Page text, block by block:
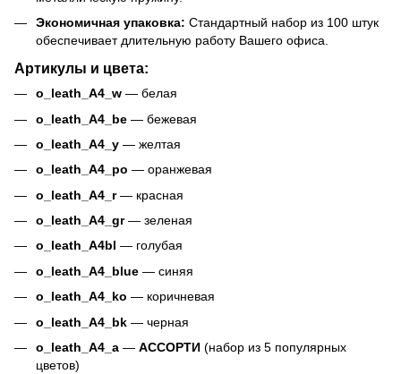
Экономичная упаковка: Стандартный набор из 100 штук
обеспечивает длительную работу Вашего офиса.
Артикулы и цвета:
o_leath_A4_w — белая
o_leath_A4_be — бежевая
o_leath_A4_y — желтая
o_leath_A4_po — оранжевая
o_leath_A4_r— красная
o_leath_A4_gr— зеленая
o_leath_A4bl — голубая
o_leath_A4_blue — синяя
o_leath_A4_ko — коричневая
o_leath_A4_bk — черная
o_leath_A4_a — АССОРТИ (набор из 5 популярных
цветов)